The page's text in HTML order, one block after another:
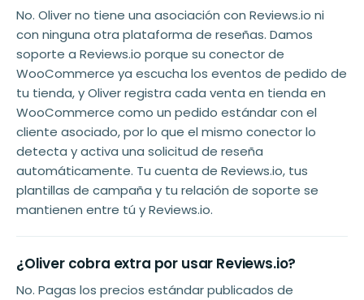
No. Oliver no tiene una asociación con Reviews.io ni
con ninguna otra plataforma de reseñas. Damos
soporte a Reviews.io porque su conector de
WooCommerce ya escucha los eventos de pedido de
tu tienda, y Oliver registra cada venta en tienda en
WooCommerce como un pedido estándar con el
cliente asociado, por lo que el mismo conector lo
detecta y activa una solicitud de reseña
automáticamente. Tu cuenta de Reviews.io, tus
plantillas de campaña y tu relación de soporte se
mantienen entre tú y Reviews.io.
¿Oliver cobra extra por usar Reviews.io?
No. Pagas los precios estándar publicados de